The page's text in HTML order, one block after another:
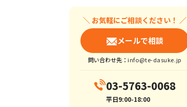
＼ お気軽にご相談ください！ ／
メールで相談
問い合わせ先： info@te-dasuke.jp
03-5763-0068
平日9:00-18:00